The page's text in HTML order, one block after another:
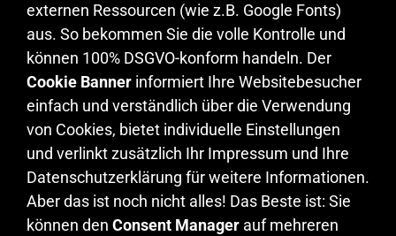
externen Ressourcen (wie z.B. Google Fonts)
aus. So bekommen Sie die volle Kontrolle und
können 100% DSGVO-konform handeln. Der
Cookie Banner informiert Ihre Websitebesucher
einfach und verständlich über die Verwendung
von Cookies, bietet individuelle Einstellungen
und verlinkt zusätzlich Ihr Impressum und Ihre
Datenschutzerklärung für weitere Informationen.
Aber das ist noch nicht alles! Das Beste ist: Sie
können den Consent Manager auf mehreren